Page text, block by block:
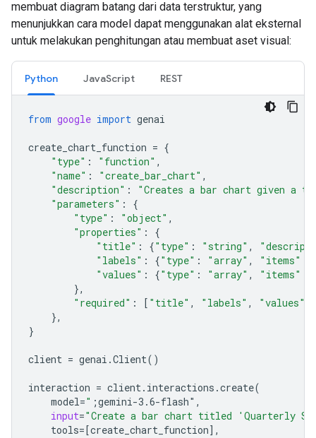
membuat diagram batang dari data terstruktur, yang
menunjukkan cara model dapat menggunakan alat eksternal
untuk melakukan penghitungan atau membuat aset visual:
Python JavaScript REST
from google import genai
create_chart_function = {
"type" : "function" ,
"name" : "create_bar_chart" ,
"description" :
"Creates a bar chart given a
"parameters" :
{
"type" : "object" ,
"properties" :
{
"title" : {"type" : "string" ,
"labels" : {"type" : "array" , "items"
"values" : {"type" : "array" , "items"
},
"required" : [ "title" , "labels" , "values"
},
}
client = genai .Client()
interaction = client. interactions .create(
model=" ;gemini-3.6-flash" ,
input="Create a bar chart titled 'Quarterly
tools=[create_chart_function],